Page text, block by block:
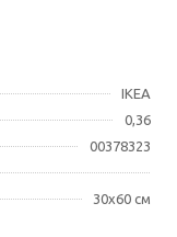
IKEA
0,36
00378323
30x60 см